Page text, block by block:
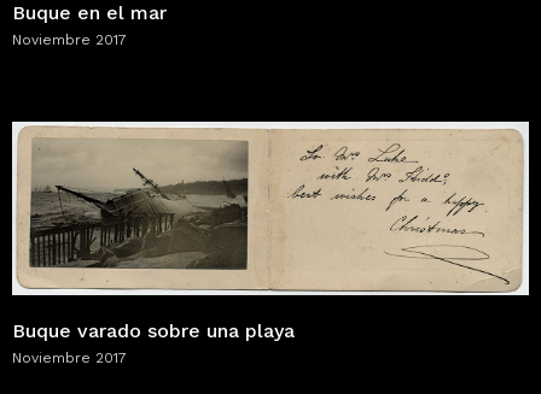
Buque en el mar
Noviembre 2017
Buque varado sobre una playa
Noviembre 2017